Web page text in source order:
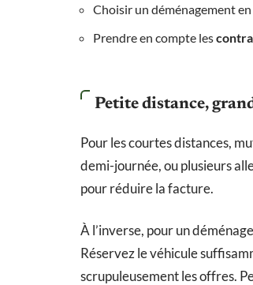
Choisir un déménagement
Prendre en compte les
Petite distance,
Pour les courtes distances,
demi-journée, ou plusieurs
pour réduire la facture.
À l’inverse, pour un
Réservez le véhicule
scrupuleusement les offres.